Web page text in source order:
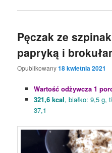
Pęczak ze
papryką i
Opublikowany18 kwietnia 2021
Wartość odżywcza 1
321,6 kcal, białko: 9,5 g,
37,1